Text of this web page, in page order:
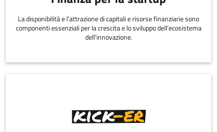
La disponibilità e l’attrazione di capitali e risorse finanziarie sono
componenti essenziali per la crescita e lo sviluppo dell’ecosistema
dell’innovazione.